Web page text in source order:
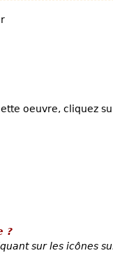
oeuvre, cliquez
?
sur les icônes